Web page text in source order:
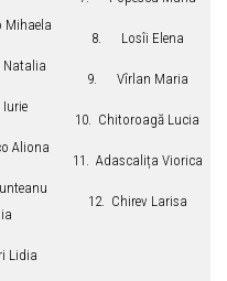
Aliona
Lidia
8. Losîi Elena
9. Vîrlan Maria
10. Chitoroagă Lucia
11. Adascalița Viorica
12. Chirev Larisa